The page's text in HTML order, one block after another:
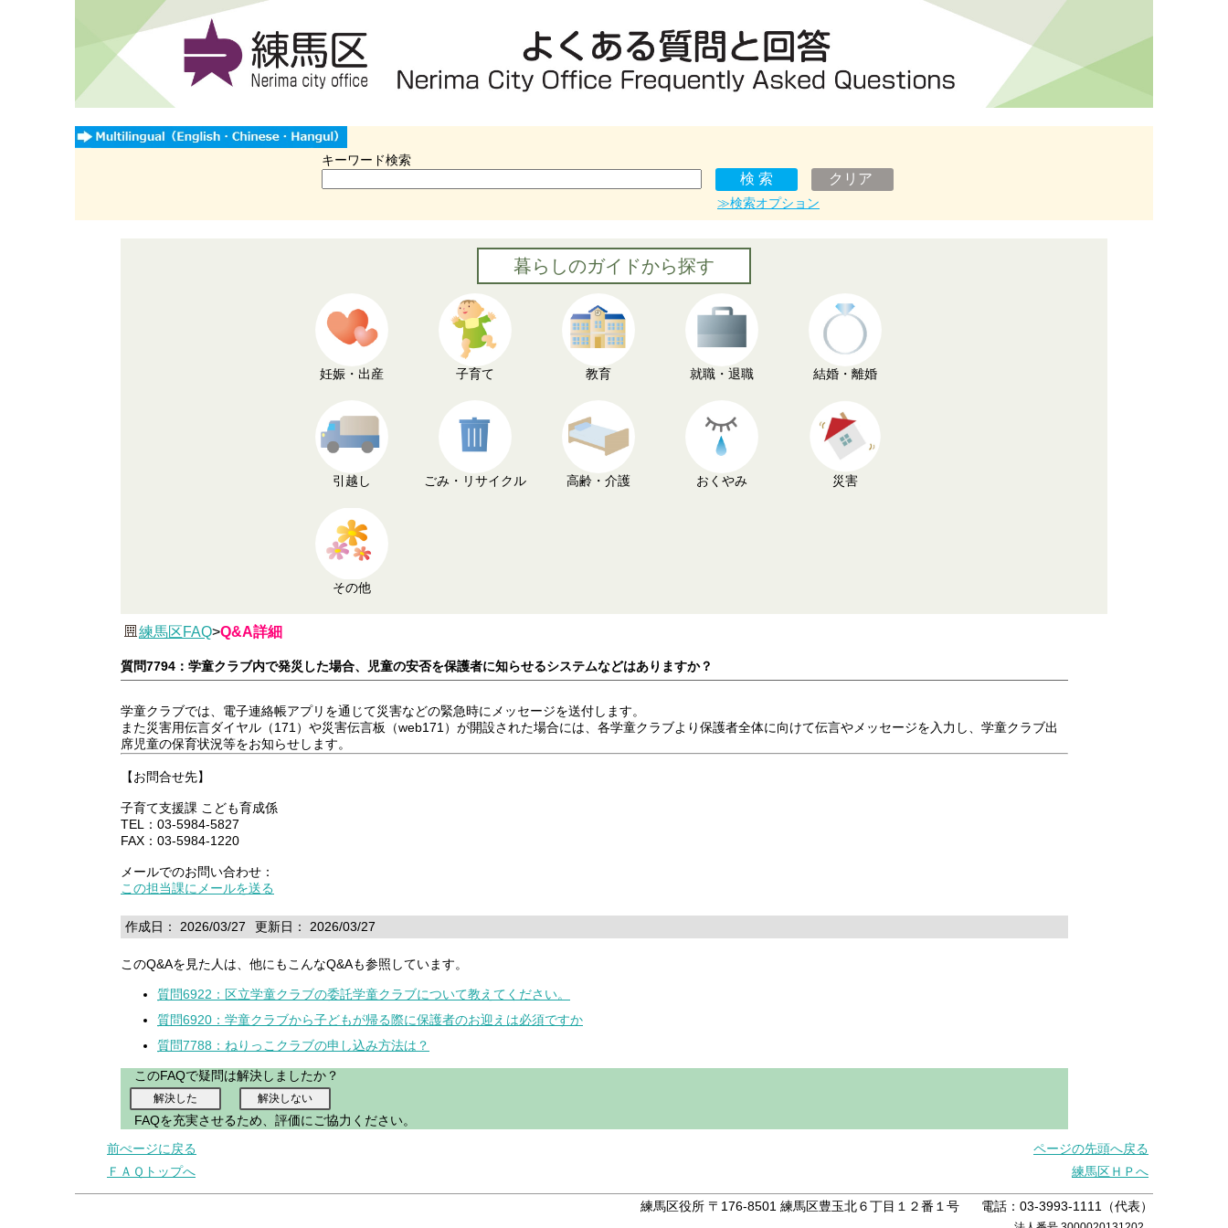
キーワード検索
≫検索オプション
暮らしのガイドから探す
妊娠・出産 子育て 教育 就職・退職 結婚・離婚
引越し ごみ・リサイクル 高齢・介護 おくやみ 災害
その他
練馬区FAQ>Q&A詳細
質問7794：学童クラブ内で発災した場合、児童の安否を保護者に知らせるシステムなどはありますか？
学童クラブでは、電子連絡帳アプリを通じて災害などの緊急時にメッセージを送付します。
また災害用伝言ダイヤル（171）や災害伝言板（web171）が開設された場合には、各学童クラブより保護者全体に向けて伝言やメッセージを入力し、学童クラブ出
席児童の保育状況等をお知らせします。
【お問合せ先】
子育て支援課 こども育成係
TEL：03-5984-5827
FAX：03-5984-1220
メールでのお問い合わせ：
この担当課にメールを送る
作成日： 2026/03/27 更新日： 2026/03/27
このQ&Aを見た人は、他にもこんなQ&Aも参照しています。
質問6922：区立学童クラブの委託学童クラブについて教えてください。
質問6920：学童クラブから子どもが帰る際に保護者のお迎えは必須ですか
質問7788：ねりっこクラブの申し込み方法は？
このFAQで疑問は解決しましたか？
FAQを充実させるため、評価にご協力ください。
前ぺージに戻る
ページの先頭へ戻る
ＦＡＱトップへ
練馬区ＨＰへ
練馬区役所 〒176-8501 練馬区豊玉北６丁目１２番１号 電話：03-3993-1111（代表）